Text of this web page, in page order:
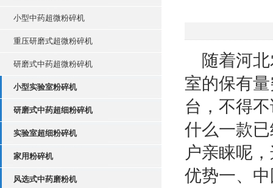
小型中药超微粉碎机
重压研磨式超微粉碎机
研磨式中药超微粉碎机
小型实验室粉碎机
研磨式中药超细粉碎机
实验室超细粉碎机
家用粉碎机
风选式中药磨粉机
随着河北
室的保有
台，不得
什么一款
户亲睐呢
优势一、